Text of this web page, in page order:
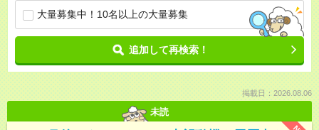
大量募集中！10名以上の大量募集
追加して再検索！
掲載日：2026.08.06
未読